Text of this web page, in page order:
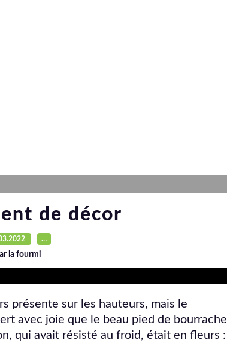
de décor
…
la fourmi
présente sur les hauteurs, mais le
avec joie que le beau pied de bourrache
qui avait résisté au froid, était en fleurs :